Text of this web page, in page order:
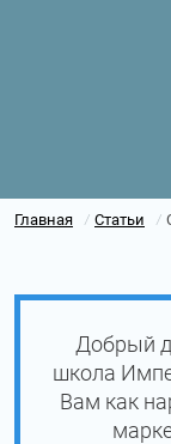
Главная / Статьи /
Добрый
школа
Вам как